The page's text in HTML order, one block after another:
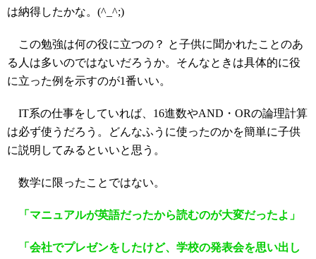
は納得したかな。(^_^;)
この勉強は何の役に立つの？ と子供に聞かれたことのあ
る人は多いのではないだろうか。そんなときは具体的に役
に立った例を示すのが1番いい。
IT系の仕事をしていれば、16進数やAND・ORの論理計算
は必ず使うだろう。どんなふうに使ったのかを簡単に子供
に説明してみるといいと思う。
数学に限ったことではない。
「マニュアルが英語だったから読むのが大変だったよ」
「会社でプレゼンをしたけど、学校の発表会を思い出し